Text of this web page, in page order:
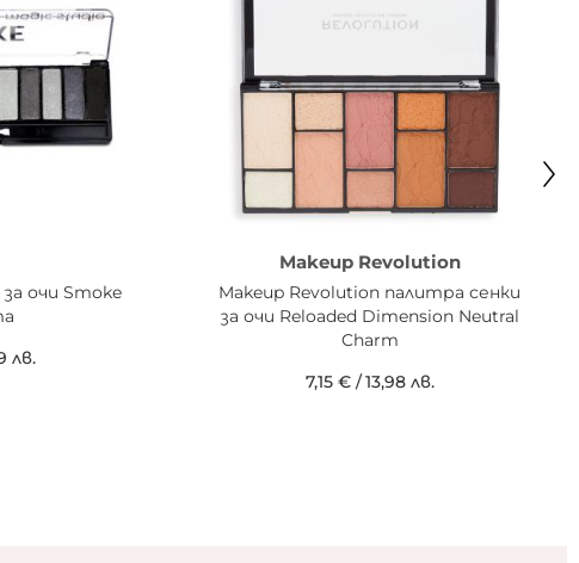
очи Smoke
лв.
Makeup Revolution
Makeup Revolution палитра сенки
за очи Reloaded Dimension Neutral
Charm
7,15 €/13,98 лв.